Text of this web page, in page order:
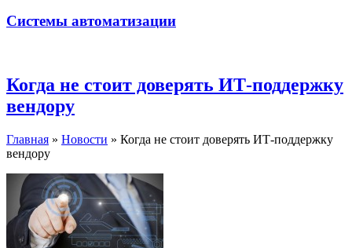
Системы автоматизации
Когда не стоит доверять ИТ-поддержку
вендору
Главная » Новости » Когда не стоит доверять ИТ-поддержку
вендору